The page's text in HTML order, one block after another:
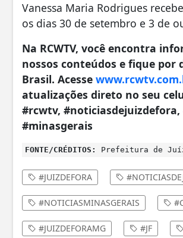
Vanessa Maria Rodrigues
os dias 30 de setembro e 3 de
Na RCWTV, você encontra
nossos conteúdos e fique por
Brasil. Acesse
atualizações direto no seu
#rcwtv,
#minasgerais
FONTE/CRÉDITOS: Prefeitura de
#JUIZDEFORA
#NOTICIASMINASGERAIS
#JUIZDEFORAMG #JF